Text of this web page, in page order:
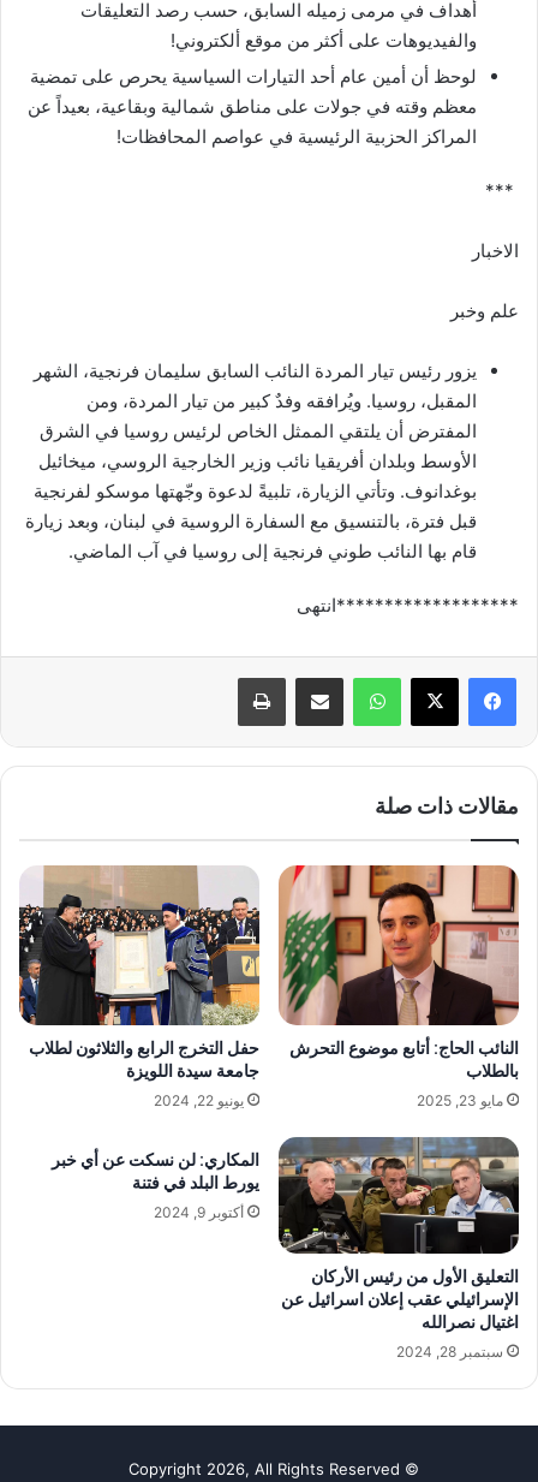
أهداف في ‏مرمى زميله السابق، حسب رصد التعليقات
والفيديوهات على أكثر من موقع ألكتروني‎!‎
لوحظ أن أمين عام أحد التيارات السياسية يحرص على تمضية
معظم وقته في جولات على مناطق شمالية وبقاعية، بعيداً عن
المراكز ‏الحزبية الرئيسية في عواصم المحافظات‎!‎
الاخبار
علم وخبر
يزور رئيس تيار المردة النائب السابق سليمان فرنجية، الشهر
المقبل، روسيا. ويُرافقه وفدٌ كبير من تيار المردة، ومن
المفترض أن يلتقي الممثل الخاص لرئيس روسيا في الشرق
الأوسط وبلدان أفريقيا نائب وزير الخارجية الروسي، ميخائيل
بوغدانوف. وتأتي الزيارة، تلبيةً لدعوة وجّهتها موسكو لفرنجية
قبل فترة، بالتنسيق مع السفارة الروسية في لبنان، وبعد زيارة
قام بها النائب طوني فرنجية إلى روسيا في آب الماضي.
*******************انتهى
واتساب مشاركة عبر البريد طباعة
مقالات ذات صلة
النائب الحاج: أتابع موضوع التحرش
بالطلاب
مايو 23, 2025
حفل التخرج الرابع والثلاثون لطلاب
جامعة سيدة اللويزة
يونيو 22, 2024
التعليق الأول من رئيس الأركان
الإسرائيلي عقب إعلان اسرائيل عن
اغتيال نصرالله
سبتمبر 28, 2024
المكاري: لن نسكت عن أي خبر
يورط البلد في فتنة
أكتوبر 9, 2024
© Copyright 2026, All Rights Reserved